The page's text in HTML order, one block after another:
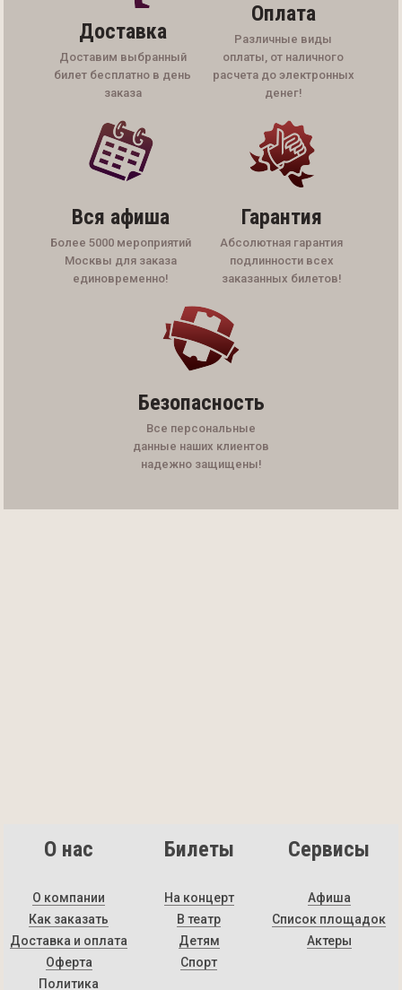
Доставка
Доставим выбранный
билет бесплатно в день
заказа
Оплата
Различные виды
оплаты, от наличного
расчета до электронных
денег!
Вся афиша
Более 5000 мероприятий
Москвы для заказа
единовременно!
Гарантия
Абсолютная гарантия
подлинности всех
заказанных билетов!
Безопасность
Все персональные
данные наших клиентов
надежно защищены!
О нас
О компании
Как заказать
Доставка и оплата
Оферта
Политика
Билеты
На концерт
В театр
Детям
Спорт
Сервисы
Афиша
Список площадок
Актеры